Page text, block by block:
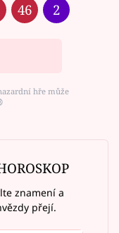
46 2
hře může
znamení a
přejí.